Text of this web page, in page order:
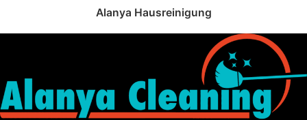
Alanya Hausreinigung